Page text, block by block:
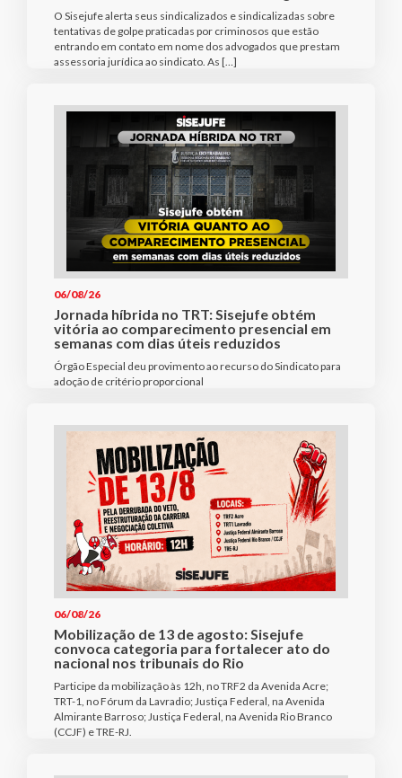
O Sisejufe alerta seus sindicalizados e sindicalizadas sobre
tentativas de golpe praticadas por criminosos que estão
entrando em contato em nome dos advogados que prestam
assessoria jurídica ao sindicato. As […]
06/08/26
Jornada híbrida no TRT: Sisejufe obtém
vitória ao comparecimento presencial em
semanas com dias úteis reduzidos
Órgão Especial deu provimento ao recurso do Sindicato para
adoção de critério proporcional
06/08/26
Mobilização de 13 de agosto: Sisejufe
convoca categoria para fortalecer ato do
nacional nos tribunais do Rio
Participe da mobilização às 12h, no TRF2 da Avenida Acre;
TRT-1, no Fórum da Lavradio; Justiça Federal, na Avenida
Almirante Barroso; Justiça Federal, na Avenida Rio Branco
(CCJF) e TRE-RJ.